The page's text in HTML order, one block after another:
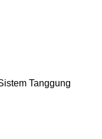
Tanggung